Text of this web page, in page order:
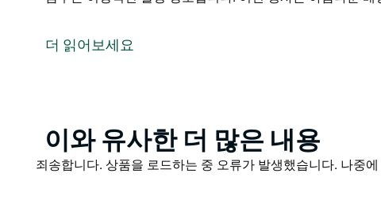
놀이터 너머에 숨겨진 이 장소는 가족 사진이나 웨딩 사진
더 읽어보세요
Product
List
이와 유사한 더 많은 내용
Product
죄송합니다. 상품을 로드하는 중 오류가 발생했습니다. 나중